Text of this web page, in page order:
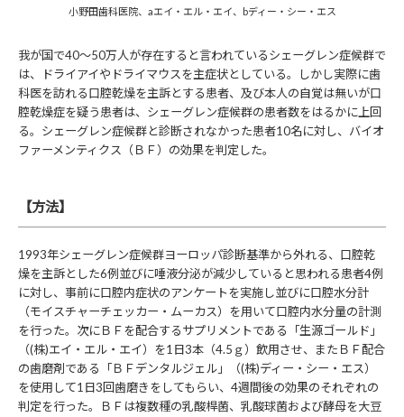
小野田歯科医院、aエイ・エル・エイ、bディー・シー・エス
我が国で40～50万人が存在すると言われているシェーグレン症候群で
は、ドライアイやドライマウスを主症状としている。しかし実際に歯
科医を訪れる口腔乾燥を主訴とする患者、及び本人の自覚は無いが口
腔乾燥症を疑う患者は、シェーグレン症候群の患者数をはるかに上回
る。シェーグレン症候群と診断されなかった患者10名に対し、バイオ
ファーメンティクス（ＢＦ）の効果を判定した。
【方法】
1993年シェーグレン症候群ヨーロッパ診断基準から外れる、口腔乾
燥を主訴とした6例並びに唾液分泌が減少していると思われる患者4例
に対し、事前に口腔内症状のアンケートを実施し並びに口腔水分計
（モイスチャーチェッカー・ムーカス）を用いて口腔内水分量の計測
を行った。次にＢＦを配合するサプリメントである「生源ゴールド」
（(株)エイ・エル・エイ）を1日3本（4.5ｇ）飲用させ、またＢＦ配合
の歯磨剤である「ＢＦデンタルジェル」（(株)ディー・シー・エス）
を使用して1日3回歯磨きをしてもらい、4週間後の効果のそれぞれの
判定を行った。ＢＦは複数種の乳酸桿菌、乳酸球菌および酵母を大豆